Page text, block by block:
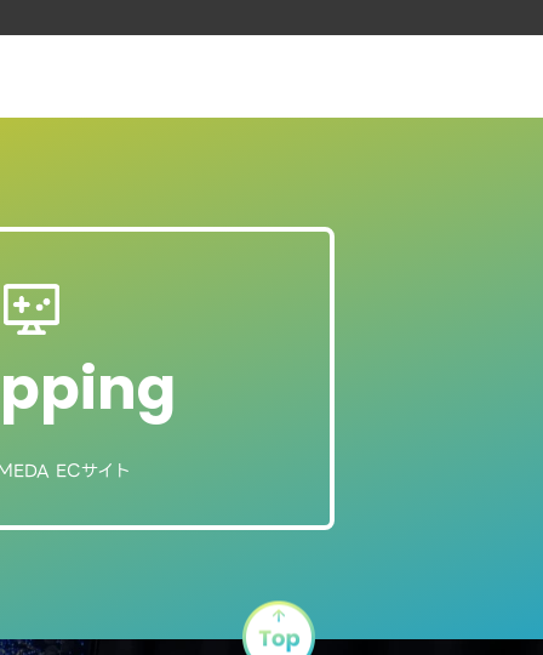
ECサイト